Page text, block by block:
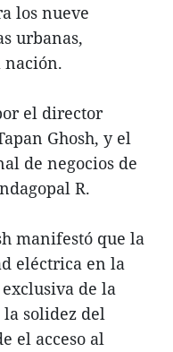
los nueve
urbanas,
nación.
el director
Ghosh, y el
de negocios de
R.
manifestó que la
eléctrica en la
de la
la solidez del
el acceso al